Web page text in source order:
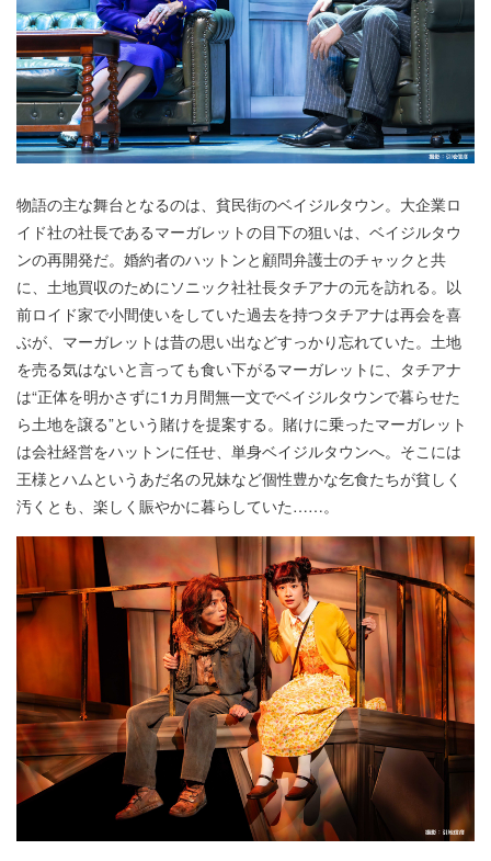
物語の主な舞台となるのは、貧民街のベイジルタウン。大企業ロ
イド社の社長であるマーガレットの目下の狙いは、ベイジルタウ
ンの再開発だ。婚約者のハットンと顧問弁護士のチャックと共
に、土地買収のためにソニック社社長タチアナの元を訪れる。以
前ロイド家で小間使いをしていた過去を持つタチアナは再会を喜
ぶが、マーガレットは昔の思い出などすっかり忘れていた。土地
を売る気はないと言っても食い下がるマーガレットに、タチアナ
は“正体を明かさずに1カ月間無一文でベイジルタウンで暮らせた
ら土地を譲る”という賭けを提案する。賭けに乗ったマーガレット
は会社経営をハットンに任せ、単身ベイジルタウンへ。そこには
王様とハムというあだ名の兄妹など個性豊かな乞食たちが貧しく
汚くとも、楽しく賑やかに暮らしていた……。